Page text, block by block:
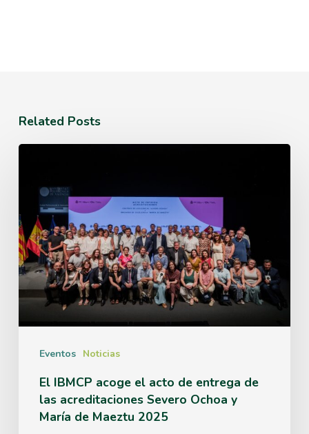
Related Posts
Eventos Noticias
acoge
el
acto
de
entrega
de
acreditaciones
Severo
El IBMCP acoge el acto de entrega de
las acreditaciones Severo Ochoa y
María de Maeztu 2025